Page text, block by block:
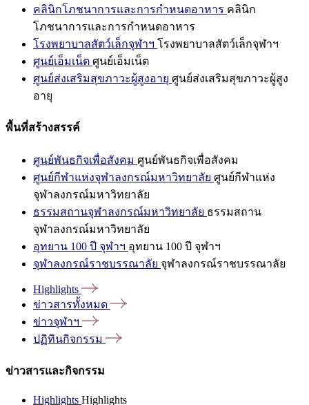
คลินิกโภชนาการและการกำหนดอาหาร คลินิก
โภชนาการและการกำหนดอาหาร
โรงพยาบาลสัตว์เล็กจุฬาฯ โรงพยาบาลสัตว์เล็กจุฬาฯ
ศูนย์เอ็มเน็ต ศูนย์เอ็มเน็ต
ศูนย์ส่งเสริมสุขภาวะผู้สูงอายุ ศูนย์ส่งเสริมสุขภาวะผู้สูง
อายุ
พื้นที่สร้างสรรค์
ศูนย์พันธกิจเพื่อสังคม ศูนย์พันธกิจเพื่อสังคม
ศูนย์กีฬาแห่งจุฬาลงกรณ์มหาวิทยาลัย ศูนย์กีฬาแห่ง
จุฬาลงกรณ์มหาวิทยาลัย
ธรรมสถานจุฬาลงกรณ์มหาวิทยาลัย ธรรมสถาน
จุฬาลงกรณ์มหาวิทยาลัย
อุทยาน 100 ปี จุฬาฯ อุทยาน 100 ปี จุฬาฯ
จุฬาลงกรณ์ราชบรรณาลัย จุฬาลงกรณ์ราชบรรณาลัย
Highlights
ข่าวสารทั้งหมด
ข่าวจุฬาฯ
ปฏิทินกิจกรรม
ข่าวสารและกิจกรรม
Highlights Highlights